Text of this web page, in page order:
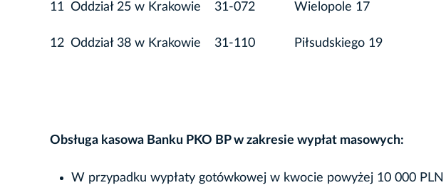
11 Oddział 25 w Krakowie 31-072 Wielopole 17
12 Oddział 38 w Krakowie 31-110 Piłsudskiego 19
Obsługa kasowa Banku PKO BP w zakresie wypłat masowych:
W przypadku wypłaty gotówkowej w kwocie powyżej 10 000